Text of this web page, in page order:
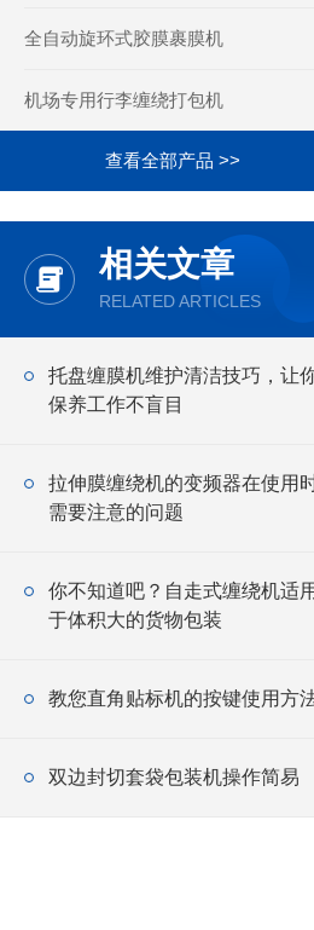
全自动旋环式胶膜裹膜机
机场专用行李缠绕打包机
查看全部产品 >>
相关文章
RELATED ARTICLES
托盘缠膜机维护清洁技巧，让
保养工作不盲目
拉伸膜缠绕机的变频器在使用
需要注意的问题
你不知道吧？自走式缠绕机适用
于体积大的货物包装
教您直角贴标机的按键使用方
双边封切套袋包装机操作简易